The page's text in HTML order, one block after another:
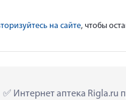
на сайте, чтобы
Интернет аптека Rigla.ru